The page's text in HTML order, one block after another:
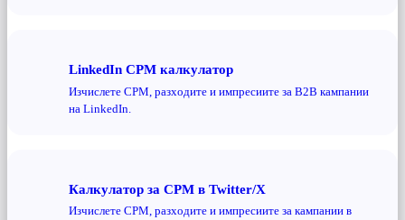
LinkedIn CPM калкулатор
Изчислете CPM, разходите и импресиите за B2B кампании
на LinkedIn.
Калкулатор за CPM в Twitter/X
Изчислете CPM, разходите и импресиите за кампании в